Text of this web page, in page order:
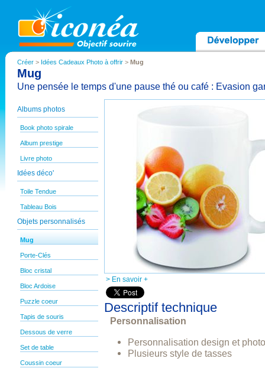
Créer > Idées Cadeaux Photo à offrir > Mug
Mug
Une pensée le temps d'une pause thé ou café : Evasion
Albums photos
Book photo spirale
Album prestige
Livre photo
Idées déco'
Toile Tendue
Tableau Bois
Objets personnalisés
Mug
Porte-Clés
Bloc cristal
Bloc Ardoise
Puzzle coeur
Tapis de souris
Dessous de verre
Set de table
Coussin coeur
> En savoir +
Descriptif technique
Personnalisation
Personnalisation design et photo
Plusieurs style de tasses